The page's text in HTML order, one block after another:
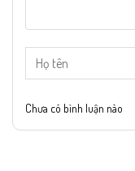
Chưa có bình luận nào